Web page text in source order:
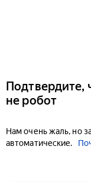
Подтвердите,
не робот
Нам очень жаль, но
автоматические.